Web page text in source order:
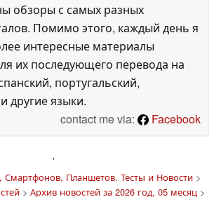
обзоры с самых разных
Помимо этого, каждый день я
интересные материалы
их последующего перевода на
португальский,
другие языки.
contact me via:
Facebook
'
Планшетов. Тесты и Новости>
> Архив новостей за 2026 год, 05 месяц >